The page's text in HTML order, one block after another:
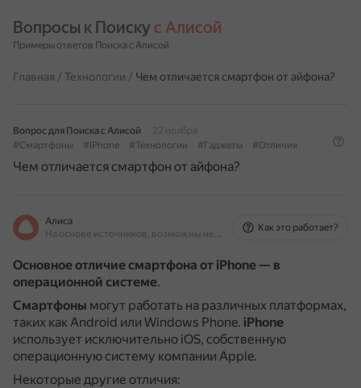
Вопросы к Поиску с Алисой
Примеры ответов Поиска с Алисой
Главная / Технологии / Чем отличается смартфон от айфона?
Вопрос для Поиска с Алисой
22 ноября
#Смартфоны
#IPhone #Технологии #Гаджеты #Отличия
Чем отличается смартфон от айфона?
Алиса
На основе источников, возможны неточности
Как это работает?
Основное отличие смартфона от iPhone — в
операционной системе.
Смартфоны могут работать на различных платформах,
таких как Android или Windows Phone. iPhone
использует исключительно iOS, собственную
операционную систему компании Apple.
Некоторые другие отличия: